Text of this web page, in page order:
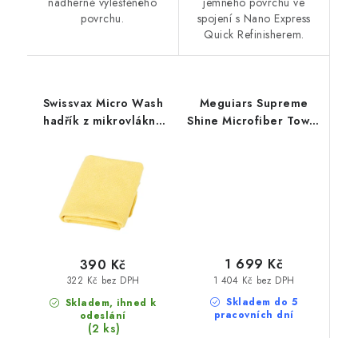
povrchu.
spojení s Nano Express
Quick Refinisherem.
Swissvax Micro Wash
hadřík z mikrovlákna
Skladem, ihned k
odeslání
(2 ks)
322 Kč bez DPH
390 Kč
Meguiars Supreme
Shine Microfiber Towel
Skladem do 5
pracovních dní
1 404 Kč bez DPH
1 699 Kč